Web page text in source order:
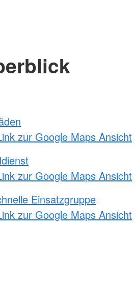
zur Google Maps Ansicht
zur Google Maps Ansicht
Einsatzgruppe
zur Google Maps Ansicht